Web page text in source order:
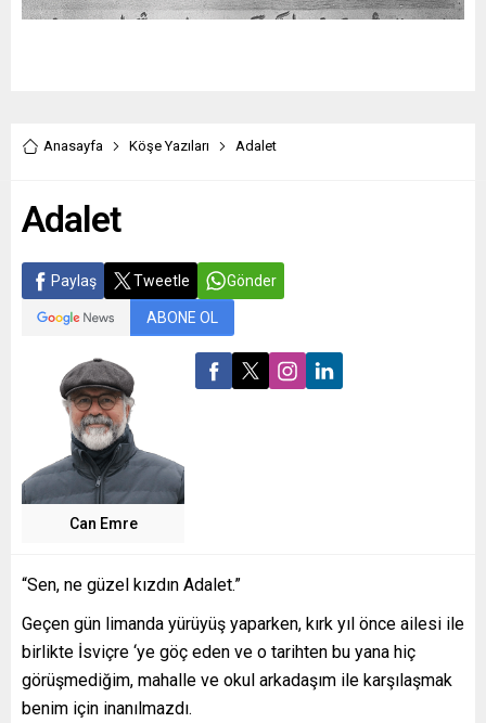
Anasayfa Köşe Yazıları Adalet
Adalet
Paylaş Tweetle Gönder
ABONE OL
Can Emre
“Sen, ne güzel kızdın Adalet.”
Geçen gün limanda yürüyüş yaparken, kırk yıl önce ailesi ile
birlikte İsviçre ‘ye göç eden ve o tarihten bu yana hiç
görüşmediğim, mahalle ve okul arkadaşım ile karşılaşmak
benim için inanılmazdı.